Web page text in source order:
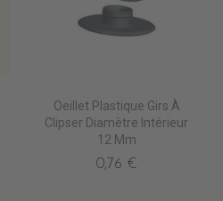
Oeillet Plastique Girs À
Clipser Diamètre Intérieur
12 Mm
0,76 €